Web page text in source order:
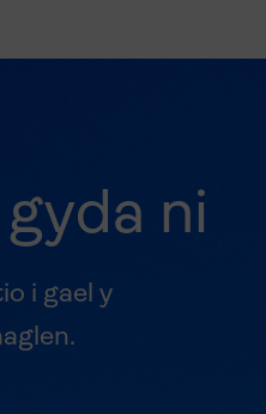
ni
i gael y